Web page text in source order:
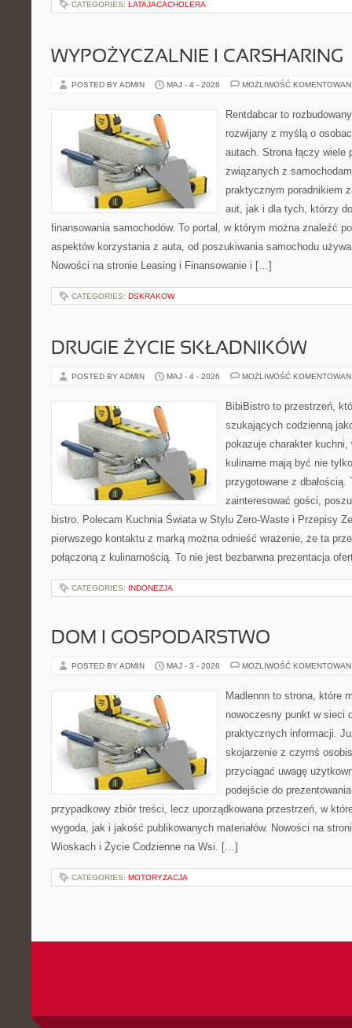
CATEGORIES: LATAJACACHOLERA
WYPOŻYCZALNIE I CARSHARING
POSTED BY ADMIN MAJ - 4 - 2026 MOŻLIWOŚĆ
Rentdabcar to
rozwijany z myślą o
autach. Strona łączy wiele
związanych z
praktycznym poradnikiem
aut, jak i dla tych, którzy
finansowania samochodów. To portal, w którym można znaleźć
aspektów korzystania z auta, od poszukiwania samochodu
Nowości na stronie Leasing i Finansowanie i […]
CATEGORIES: DSKRAKOW
DRUGIE ŻYCIE SKŁADNIKÓW
POSTED BY ADMIN MAJ - 4 - 2026 MOŻLIWOŚĆ
BibiBistro to przestrzeń,
szukających codzienną
pokazuje charakter
kulinarne mają być nie
przygotowane z
zainteresować gości,
bistro. Polecam Kuchnia Świata w Stylu Zero-Waste i Przepisy
pierwszego kontaktu z marką można odnieść wrażenie, że ta
połączoną z kulinarnością. To nie jest bezbarwna prezentacja
CATEGORIES: INDONEZJA
DOM I GOSPODARSTWO
POSTED BY ADMIN MAJ - 3 - 2026 MOŻLIWOŚĆ
Madlennn to strona, które
nowoczesny punkt w sieci
praktycznych informacji.
skojarzenie z czymś
przyciągać uwagę
podejście do
przypadkowy zbiór treści, lecz uporządkowana przestrzeń, w
wygoda, jak i jakość publikowanych materiałów. Nowości na
Wioskach i Życie Codzienne na Wsi. […]
CATEGORIES: MOTORYZACJA